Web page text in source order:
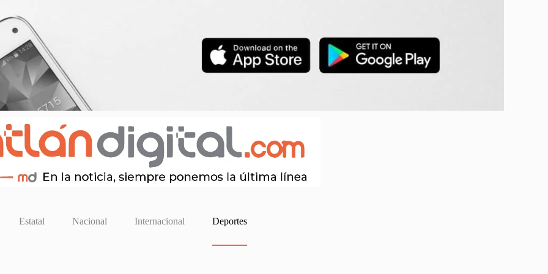
Estatal Nacional Internacional Deportes